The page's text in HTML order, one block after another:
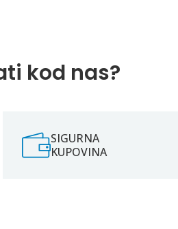
kod nas?
SIGURNA
KUPOVINA